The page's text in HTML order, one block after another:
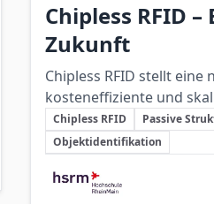
Chipless RFID
Zukunft
Chipless RFID stellt eine
kosteneffiziente und
zu klassischen RFID-
die Information in
speichert und damit die
Siliziumchips eliminiert.
Schlüsselthemen
Chipless RFID
Passive
Objektidentifikation
Beteiligte Unternehmen